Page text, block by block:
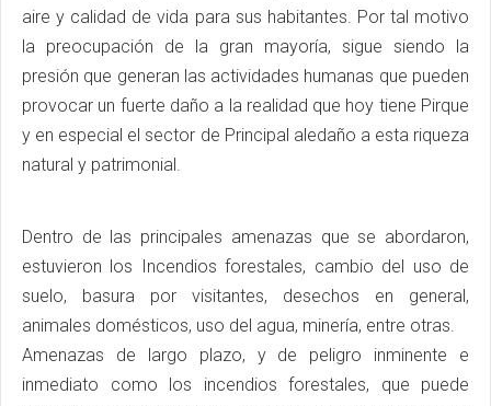
aire y calidad de vida para sus habitantes. Por tal motivo
la preocupación de la gran mayoría, sigue siendo la
presión que generan las actividades humanas que pueden
provocar un fuerte daño a la realidad que hoy tiene Pirque
y en especial el sector de Principal aledaño a esta riqueza
natural y patrimonial.
Dentro de las principales amenazas que se abordaron,
estuvieron los Incendios forestales, cambio del uso de
suelo, basura por visitantes, desechos en general,
animales domésticos, uso del agua, minería, entre otras.
Amenazas de largo plazo, y de peligro inminente e
inmediato como los incendios forestales, que puede